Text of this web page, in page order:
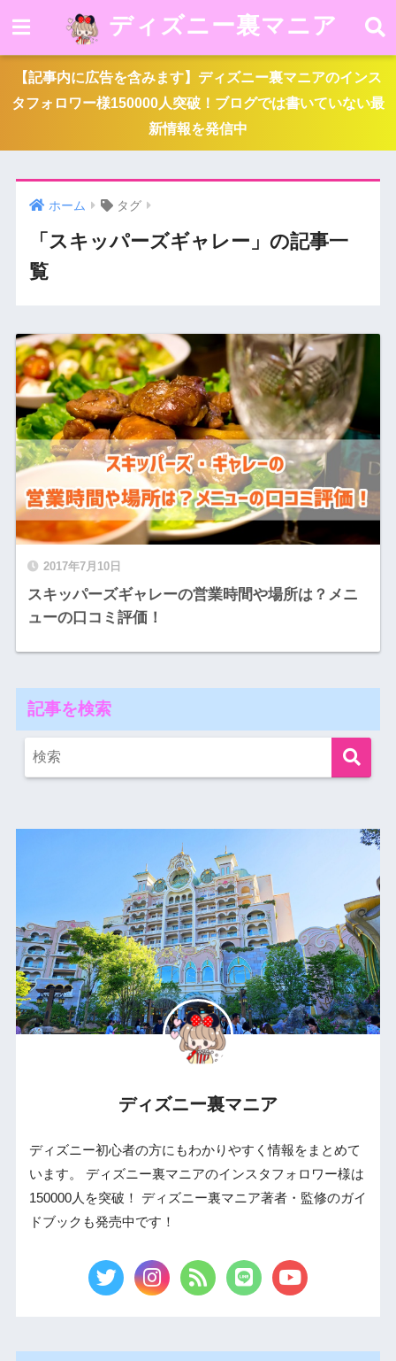
ディズニー裏マニア
【記事内に広告を含みます】ディズニー裏マニアのインス
タフォロワー様150000人突破！ブログでは書いていない最
新情報を発信中
ホーム タグ
「スキッパーズギャレー」の記事一
覧
2017年7月10日
スキッパーズギャレーの営業時間や場所は？メニ
ューの口コミ評価！
記事を検索
ディズニー裏マニア
ディズニー初心者の方にもわかりやすく情報をまとめて
います。 ディズニー裏マニアのインスタフォロワー様は
150000人を突破！ ディズニー裏マニア著者・監修のガイ
ドブックも発売中です！